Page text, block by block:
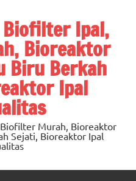
Ipal,
Bioreaktor
Biru Berkah
Ipal
Murah, Bioreaktor
Sejati, Bioreaktor Ipal